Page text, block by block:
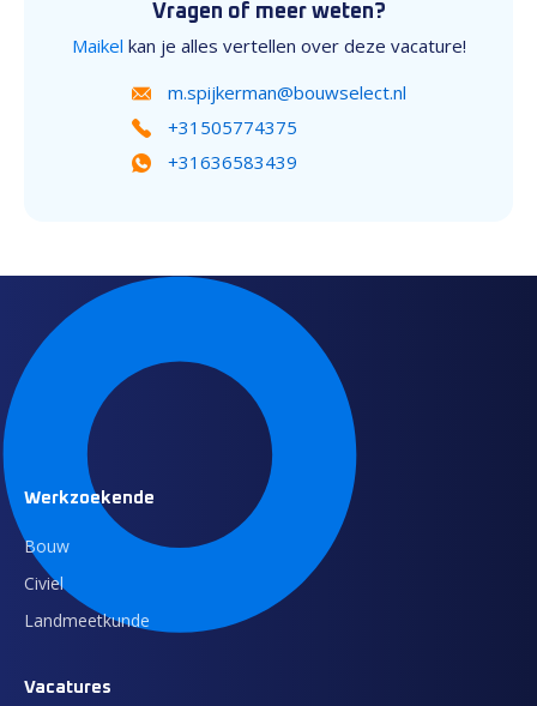
Vragen of meer weten?
Maikel kan je alles vertellen over deze vacature!
m.spijkerman@bouwselect.nl
+31505774375
+31636583439
Werkzoekende
Bouw
Civiel
Landmeetkunde
Vacatures